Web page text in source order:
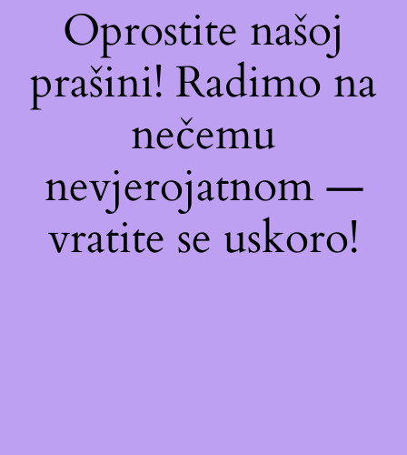
Oprostite našoj
prašini! Radimo na
nečemu
nevjerojatnom —
vratite se uskoro!